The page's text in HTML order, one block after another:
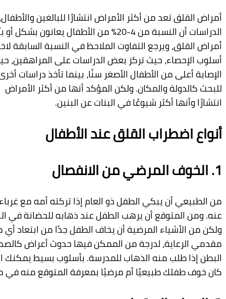
تعدمنأكثرالأمراضانتشارًاللبالغينوالأطفال،فتجد
النسبةمن4-20% منالأطفاليعانونبشكل أوبآخرمن
ويرجعالتفاوتالملاحظفيالنسبةالسابقةلاختلاف
حيث تركزبعضالدراساتعلىالمراهقين، حيثنسبة
منالأطفالالأصغرسنًا،بينماتأخذدراسات أخرىعوامل
والمكان.ولكنالمؤكدأنهامنأكثر الأمراض
أكثرشيوعًافيالبناتعنالبنين.
القلق عند الأطفال
المرضيمنالانفصال
أنيبكيالطفلذوالعامإذاتركتهأمه معغرباء وانصرفت
أنيرهبالطفلعندذهابهللحضانةفيالبداية.
المرضيةأنيخافالطفل جدًامنابتعادأيمن
لدرجة منالممكنفيها حدوثأعراضكالصداعوأوجاع
منه الذهابللمدرسة.بأسلوببسيطيمكنك التمييزإذا
طبيعيًاأممرضيًابمعرفةالمتوقعمنهفيمثلسنه.